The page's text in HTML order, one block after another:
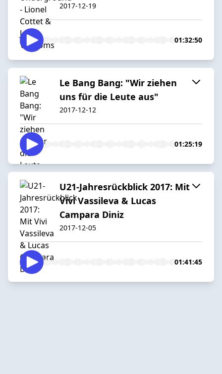
2017-12-19
01:32:50
Le Bang Bang: "Wir ziehen
uns für die Leute aus"
2017-12-12
01:25:19
U21-Jahresrückblick 2017: Mit
Vivi Vassileva & Lucas
Campara Diniz
2017-12-05
01:41:45